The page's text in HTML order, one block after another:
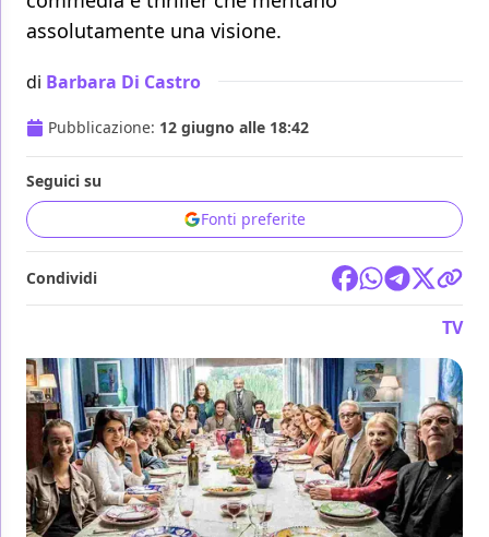
assolutamente una visione.
di Barbara Di Castro
Pubblicazione: 12 giugno alle 18:42
Seguici su
Fonti preferite
Condividi
TV